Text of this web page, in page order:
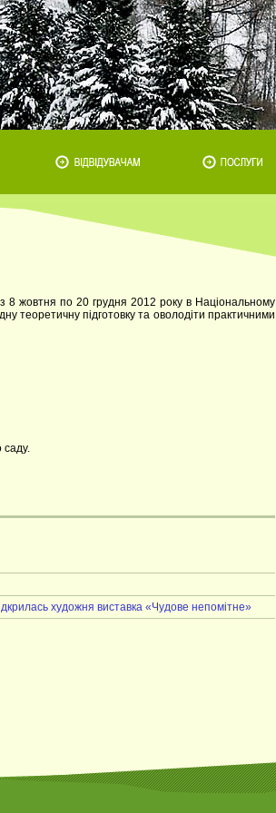
жовтня по 20 грудня 2012 року в Національному
теоретичну підготовку та оволодіти практичними
саду.
художня виставка «Чудове непомітне»